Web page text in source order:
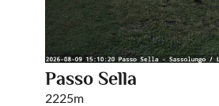
Passo Sella
2225m